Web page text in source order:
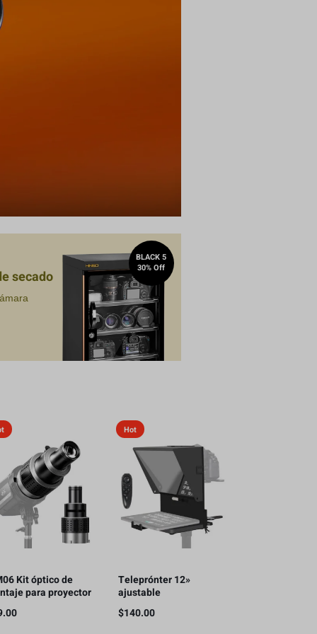
secado
BLACK 5
30% Off
Kit óptico de
para proyector
Bowens con 5
de Gobos y 35
Hot
Teleprónter 12»
ajustable
iPad/camara/teléfono
inteligente
$140.00